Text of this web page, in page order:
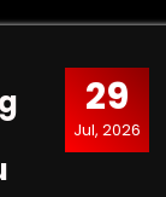
29
Jul, 2026